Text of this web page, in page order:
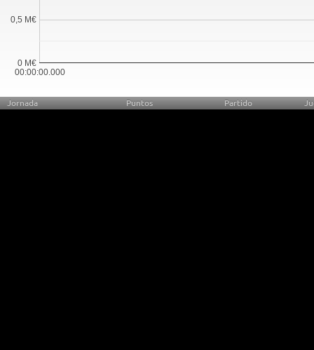
00:00:00.000
0 M€
0,5 M€
Jornada Puntos Partido